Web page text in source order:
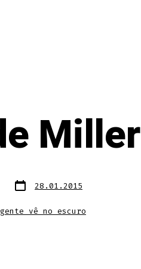
Miller
Data
do
28.01.2015
vê no escuro